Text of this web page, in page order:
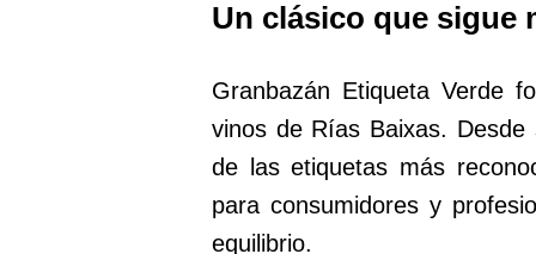
Un clásico que sigue
Granbazán Etiqueta Verde
vinos de Rías Baixas.
de las etiquetas más
para consumidores y
equilibrio.